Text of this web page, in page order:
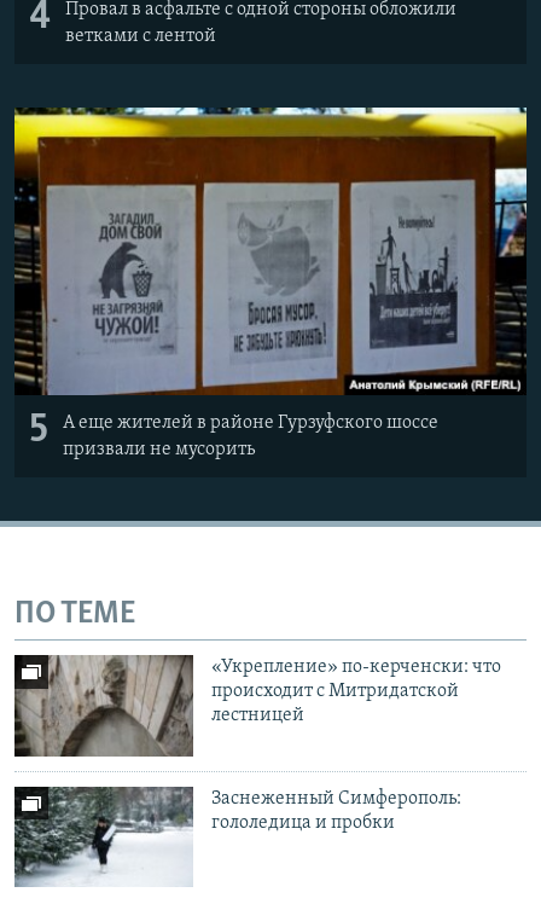
4
Провал в асфальте с одной стороны обложили
ветками с лентой
5
А еще жителей в районе Гурзуфского шоссе
призвали не мусорить
ПО ТЕМЕ
«Укрепление» по-керченски: что
происходит с Митридатской
лестницей
Заснеженный Симферополь:
гололедица и пробки